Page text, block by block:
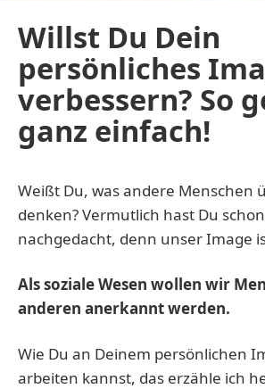
Willst Du Dein
persönliches
verbessern? So
ganz einfach!
Weißt Du, was andere Menschen
denken? Vermutlich hast Du
nachgedacht, denn unser Image
Als soziale Wesen wollen wir
anderen anerkannt werden.
Wie Du an Deinem persönlichen
arbeiten kannst, das erzähle ich